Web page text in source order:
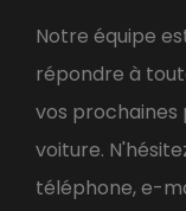
Notre équipe
répondre à
vos prochaines
voiture.
téléphone, e-